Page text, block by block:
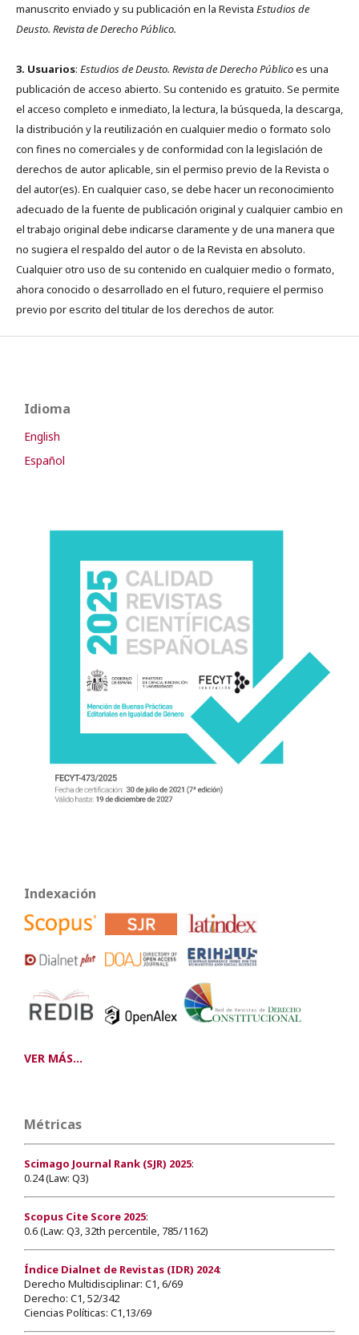
manuscrito enviado y su publicación en la Revista Estudios de
Deusto. Revista de Derecho Público.
3. Usuarios: Estudios de Deusto. Revista de Derecho Públicoes una
publicación de acceso abierto. Su contenido es gratuito. Se permite
el acceso completo e inmediato, la lectura, la búsqueda, la descarga,
la distribución y la reutilización en cualquier medio o formato solo
con fines no comerciales y de conformidad con la legislación de
derechos de autor aplicable, sin el permiso previo de la Revista o
del autor(es). En cualquier caso, se debe hacer un reconocimiento
adecuado de la fuente de publicación original y cualquier cambio en
el trabajo original debe indicarse claramente y de una manera que
no sugiera el respaldo del autor o de la Revista en absoluto.
Cualquier otro uso de su contenido en cualquier medio o formato,
ahora conocido o desarrollado en el futuro, requiere el permiso
previo por escrito del titular de los derechos de autor.
Idioma
English
Español
Indexación
VER MÁS...
Métricas
Scimago Journal Rank (SJR) 2025:
0.24 (Law: Q3)
Scopus Cite Score 2025:
0.6 (Law: Q3, 32th percentile, 785/1162)
Índice Dialnet de Revistas (IDR) 2024:
Derecho Multidisciplinar: C1, 6/69
Derecho: C1, 52/342
Ciencias Políticas: C1,13/69